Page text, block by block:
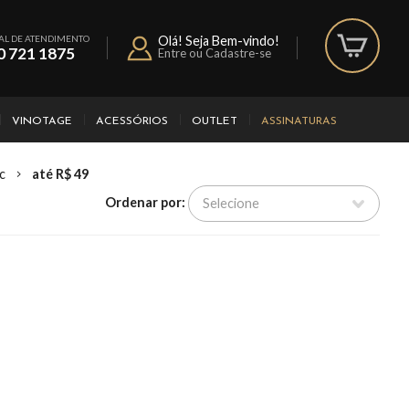
DE ATENDIMENTO
721 1875
Olá! Seja Bem-vindo!
Entre ou Cadastre-se
VINOTAGE ACESSÓRIOS OUTLET ASSINATURAS
até R$ 49
Ordenar por: